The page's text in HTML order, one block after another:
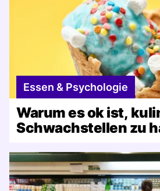
Essen & Psychologie
Warum es ok ist,
Schwachstellen zu